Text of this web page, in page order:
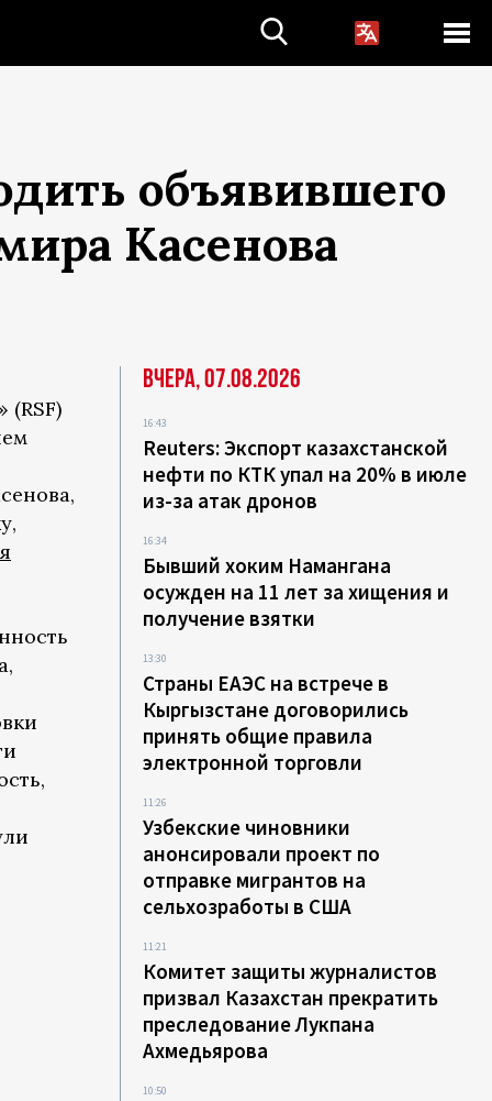
объявившего
Касенова
(RSF)
Вчера, 07.08.2026
16:43
Reuters: Экспорт казахстанской
нефти по КТК упал на 20% в июле
из-за атак дронов
16:34
Бывший хоким Намангана
осужден на 11 лет за хищения и
получение взятки
13:30
Страны ЕАЭС на встрече в
Кыргызстане договорились
принять общие правила
электронной торговли
11:26
Узбекские чиновники
анонсировали проект по
отправке мигрантов на
сельхозработы в США
11:21
Комитет защиты журналистов
призвал Казахстан прекратить
преследование Лукпана
Ахмедьярова
10:50